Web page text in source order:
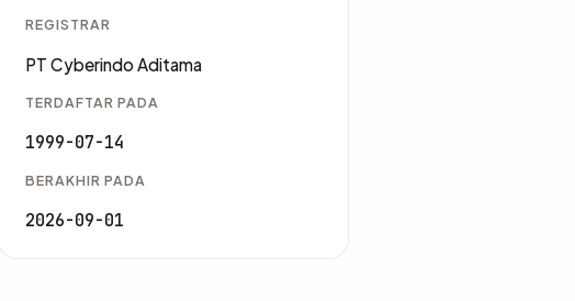
REGISTRAR
PT Cyberindo Aditama
TERDAFTAR PADA
1999-07-14
BERAKHIR PADA
2026-09-01